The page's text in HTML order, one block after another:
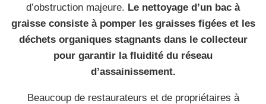
d’obstruction majeure. Le nettoyage d’un bac à
graisse consiste à pomper les graisses figées et les
déchets organiques stagnants dans le collecteur
pour garantir la fluidité du réseau
d’assainissement.
Beaucoup de restaurateurs et de propriétaires à